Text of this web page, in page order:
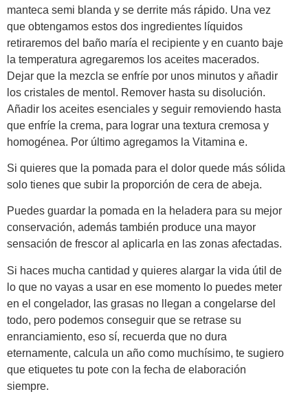
manteca semi blanda y se derrite más rápido. Una vez
que obtengamos estos dos ingredientes líquidos
retiraremos del baño maría el recipiente y en cuanto baje
la temperatura agregaremos los aceites macerados.
Dejar que la mezcla se enfríe por unos minutos y añadir
los cristales de mentol. Remover hasta su disolución.
Añadir los aceites esenciales y seguir removiendo hasta
que enfríe la crema, para lograr una textura cremosa y
homogénea. Por último agregamos la Vitamina e.
Si quieres que la pomada para el dolor quede más sólida
solo tienes que subir la proporción de cera de abeja.
Puedes guardar la pomada en la heladera para su mejor
conservación, además también produce una mayor
sensación de frescor al aplicarla en las zonas afectadas.
Si haces mucha cantidad y quieres alargar la vida útil de
lo que no vayas a usar en ese momento lo puedes meter
en el congelador, las grasas no llegan a congelarse del
todo, pero podemos conseguir que se retrase su
enranciamiento, eso sí, recuerda que no dura
eternamente, calcula un año como muchísimo, te sugiero
que etiquetes tu pote con la fecha de elaboración
siempre.